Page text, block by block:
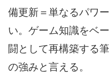
備更新＝単なるパワ
い。ゲーム知識をベ
闘として再構築する
の強みと言える。